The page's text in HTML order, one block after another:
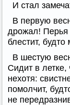
И стал
В первую
дрожал!
блестит,
В шестую
Сидит в летке,
нехотя:
помолчит,
не